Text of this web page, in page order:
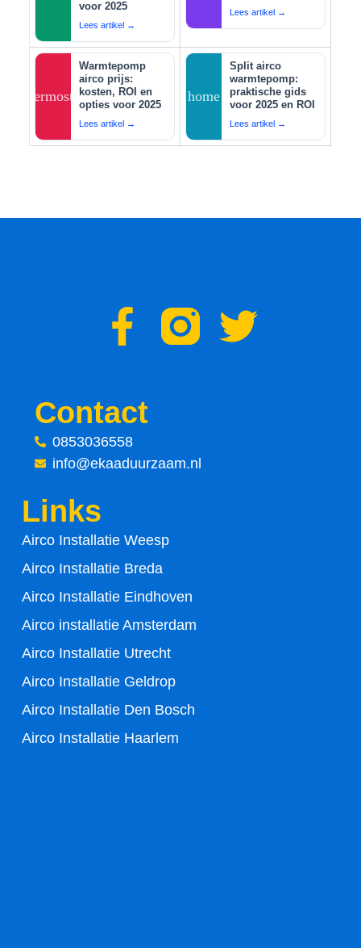
voor 2025
Lees artikel →
Lees artikel →
thermostat
Warmtepomp
airco prijs:
kosten, ROI en
opties voor 2025
Lees artikel →
home
Split airco
warmtepomp:
praktische gids
voor 2025 en ROI
Lees artikel →
F
c
e
b
o
k
-
f
T
Contact
0853036558
info@ekaaduurzaam.nl
Links
Airco Installatie Weesp
Airco Installatie Breda
Airco Installatie Eindhoven
Airco installatie Amsterdam
Airco Installatie Utrecht
Airco Installatie Geldrop
Airco Installatie Den Bosch
Airco Installatie Haarlem